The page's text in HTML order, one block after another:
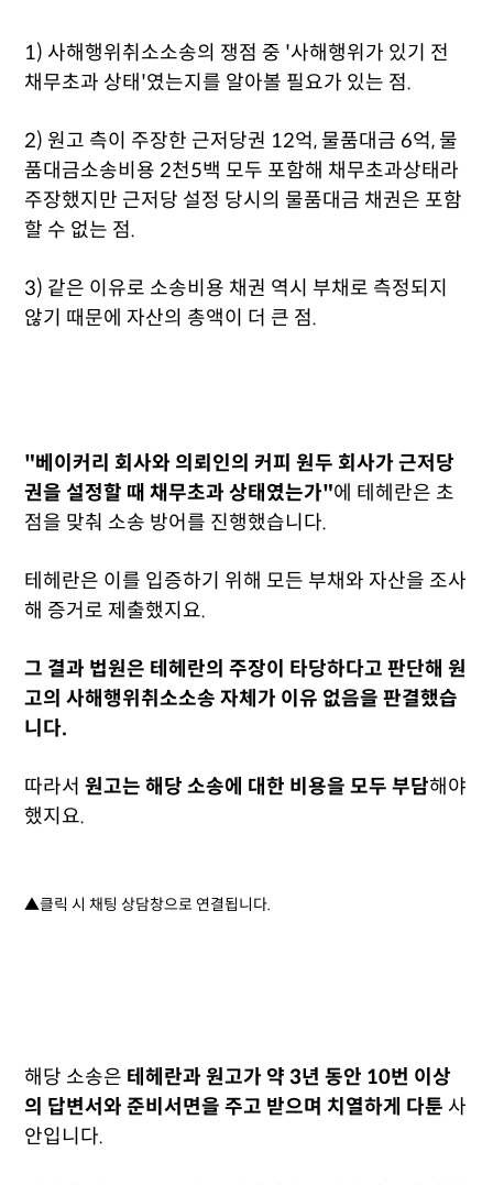
1) 사해행위취소소송의 쟁점 중 '사해행위가 있기 전
채무초과 상태'였는지를 알아볼 필요가 있는 점.
2) 원고 측이 주장한 근저당권 12억, 물품대금 6억, 물
품대금소송비용 2천5백 모두 포함해 채무초과상태라
주장했지만 근저당 설정 당시의 물품대금 채권은 포함
할 수 없는 점.
3) 같은 이유로 소송비용 채권 역시 부채로 측정되지
않기 때문에 자산의 총액이 더 큰 점.
"베이커리 회사와 의뢰인의 커피 원두 회사가 근저당
권을 설정할 때 채무초과 상태였는가"에 테헤란은 초
점을 맞춰 소송 방어를 진행했습니다.
테헤란은 이를 입증하기 위해 모든 부채와 자산을 조사
해 증거로 제출했지요.
그 결과 법원은 테헤란의 주장이 타당하다고 판단해 원
고의 사해행위취소소송 자체가 이유 없음을 판결했습
니다.
따라서원고는 해당 소송에 대한 비용을 모두 부담해야
했지요.
▲클릭 시 채팅 상담창으로 연결됩니다.
해당 소송은 테헤란과 원고가 약 3년 동안 10번 이상
의 답변서와 준비서면을 주고 받으며 치열하게 다툰 사
안입니다.